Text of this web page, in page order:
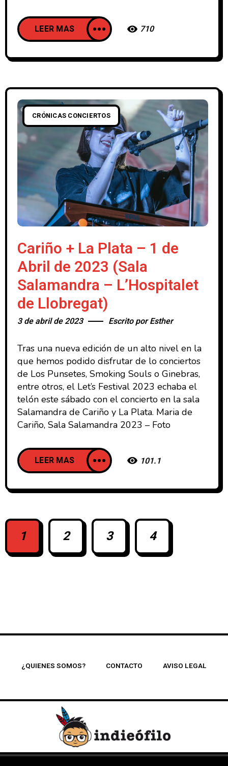
LEER MAS 710
CRÓNICAS CONCIERTOS
Cariño + La Plata – 1 de
Abril de 2023 (Sala
Salamandra – L’Hospitalet
de Llobregat)
3 de abril de 2023 Escrito porEsther
Tras una nueva edición de un alto nivel en la
que hemos podido disfrutar de lo conciertos
de Los Punsetes, Smoking Souls o Ginebras,
entre otros, el Let’s Festival 2023 echaba el
telón este sábado con el concierto en la sala
Salamandra de Cariño y La Plata. Maria de
Cariño, Sala Salamandra 2023 – Foto
LEER MAS 101.1
1 2 3 4
¿QUIENES SOMOS? CONTACTO AVISO LEGAL